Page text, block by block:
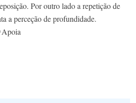
Por outro lado a repetição de
a perceção de profundidade.